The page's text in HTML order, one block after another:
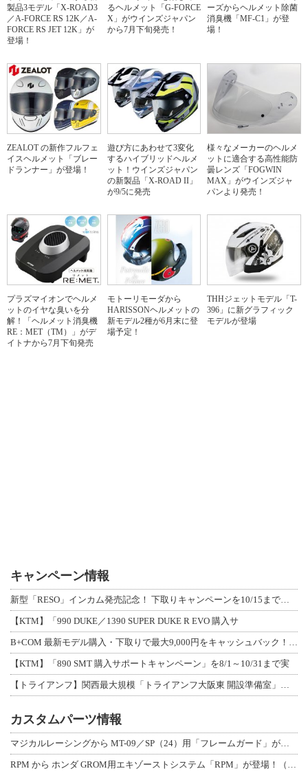
製品3モデル「X-ROAD3
／A-FORCE RS 12K／A-
FORCE RS JET 12K」が
登場！
るヘルメット「G-FORCE
X」がウインズジャパン
から7月下旬発売！
ーズからヘルメット除菌
消臭機「MF-C1」が登
場！
ZEALOT の新作フルフェ
イスヘルメット「ブレー
ドランナー」が登場！
遊び方にあわせて3変化
するハイブリッドヘルメ
ット！ウインズジャパン
の新製品「X-ROAD II」
が9/5に発売
様々なメーカーのヘルメ
ットに適合する高性能防
曇レンズ「FOGWIN
MAX」がウインズジャ
パンより発売！
プラズマイオンでヘルメ
ットのイヤな臭いを分
解！「ヘルメット消臭機
RE：MET（TM）」がデ
イトナから7月下旬発売
モトーリモーダから
HARISSONヘルメットの
新モデル2種が6月末に登
場予定！
THHジェットモデル「T-
396」に新グラフィック
モデルが登場
キャンペーン情報
新型「RESO」インカム発売記念！ 下取りキャンペーンを10/15まで延長して開
【KTM】「990 DUKE／1390 SUPER DUKE R EVO 購入サ
B+COM 最新モデル購入・下取りで最大9,000円をキャッシュバック！「B+F
【KTM】「890 SMT 購入サポートキャンペーン」を8/1～10/31まで実
【トライアンフ】関西最大規模「トライアンフ大阪東 開設準備室」がオープン！ 限定
カスタムパーツ情報
マジカルレーシングから MT-09／SP（24）用「フレームガード」が登場！
RPM から ホンダ GROM用エキゾーストシステム「RPM」が登場！（動画あり